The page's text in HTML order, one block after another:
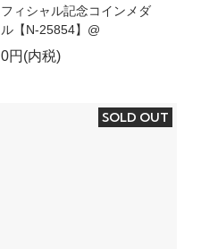
フィシャル記念コインメダ
ル【N-25854】@
0円(内税)
SOLD OUT